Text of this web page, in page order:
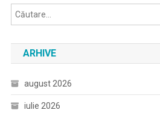
ARHIVE
august 2026
iulie 2026